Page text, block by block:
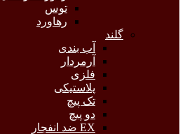
توس
رهاورد
گلند
آب بندی
آرمردار
فلزی
پلاستیکی
تک پیچ
دو پیچ
EX ضد انفجار